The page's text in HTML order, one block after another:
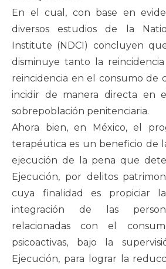
En el cual, con base en
diversos estudios de la
Institute (NDCI) concluyen
disminuye tanto la
reincidencia en el consumo de
incidir de manera directa en
sobrepoblación penitenciaria.
Ahora bien, en México, el
terapéutica es un beneficio de
ejecución de la pena que
Ejecución, por delitos
cuya finalidad es propiciar
integración de las
relacionadas con el
psicoactivas, bajo la
Ejecución, para lograr la